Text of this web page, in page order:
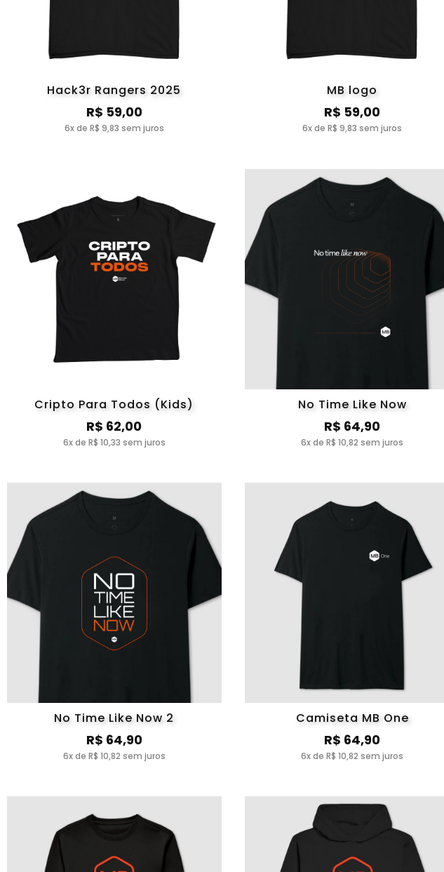
Hack3r Rangers 2025
R$ 59,00
6x de R$ 9,83 sem juros
MB logo
R$ 59,00
6x de R$ 9,83 sem juros
Cripto Para Todos (Kids)
R$ 62,00
6x de R$ 10,33 sem juros
No Time Like Now
R$ 64,90
6x de R$ 10,82 sem juros
No Time Like Now 2
R$ 64,90
6x de R$ 10,82 sem juros
Camiseta MB One
R$ 64,90
6x de R$ 10,82 sem juros